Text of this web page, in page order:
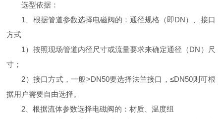
选型依据：
1、根据管道参数选择电磁阀的：通径规格（即DN）、接口
方式
1）按照现场管道内径尺寸或流量要求来确定通径（DN）尺
寸；
2）接口方式，一般>DN50要选择法兰接口，≤DN50则可根
据用户需要自由选择。
2、根据流体参数选择电磁阀的：材质、温度组